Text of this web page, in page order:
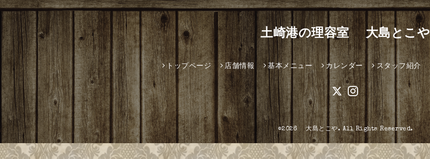
土崎港の理容室 大島とこや
トップページ 店舗情報 基本メニュー カレンダー スタッフ紹介
©2026大島とこや. All Rights Reserved.